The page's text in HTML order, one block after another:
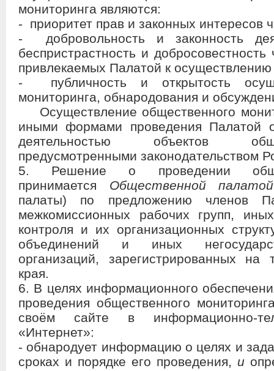
мониторинга являются:
- приоритет прав и законных интересов
- добровольность и законность
беспристрастность и
привлекаемых Палатой к
- публичность и открытость
мониторинга, обнародования и
Осуществление общественного
иными формами проведения Палатой
деятельностью объектов
предусмотренными законодательством
5. Решение о проведении
принимается Общественной палатой
палаты) по предложению членов
межкомиссионных рабочих групп,
контроля и их организационных
объединений и иных
организаций, зарегистрированных на
края.
6. В целях информационного
проведения общественного
своём сайте в информационно-
«Интернет»:
- обнародует информацию о целях и
сроках и порядке его проведения, и